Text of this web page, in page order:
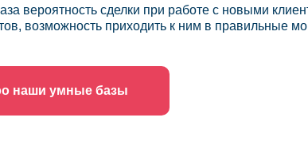
вероятность сделки при работе с новыми
возможность приходить к ним в правильные
наши умные базы